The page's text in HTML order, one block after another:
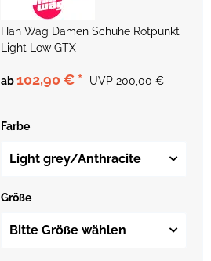
Han Wag Damen Schuhe Rotpunkt
Light Low GTX
ab102,90 € * UVP 200,00 €
Farbe
Light grey/Anthracite
Größe
Bitte Größe wählen